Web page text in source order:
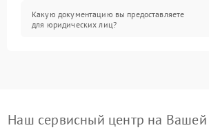
Какую документацию вы предоставляете
для юридических лиц?
Наш сервисный центр на Вашей